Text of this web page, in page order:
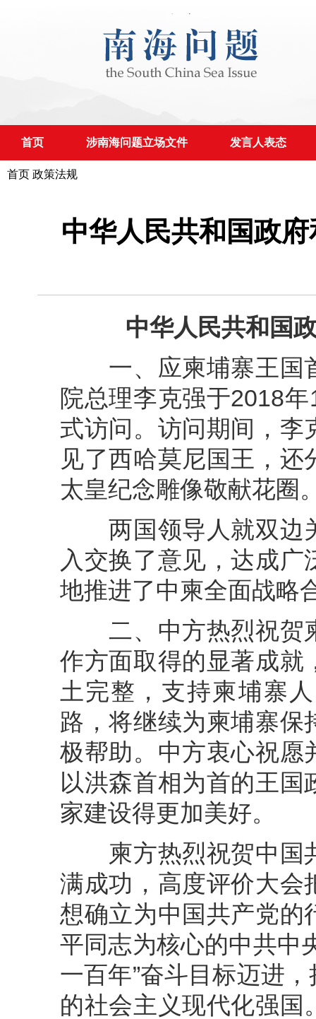
首页 涉南海问题立场文件 发言人表态
首页 政策法规
中华人民共和国政
中华人民共和国
一、应柬埔寨王国
院总理李克强于2018
式访问。访问期间，李
见了西哈莫尼国王，
太皇纪念雕像敬献花圈
两国领导人就双边
入交换了意见，达成
地推进了中柬全面战略
二、中方热烈祝贺
作方面取得的显著成就
土完整，支持柬埔寨
路，将继续为柬埔寨保
极帮助。中方衷心祝愿
以洪森首相为首的王
家建设得更加美好。
柬方热烈祝贺中国
满成功，高度评价大会
想确立为中国共产党的
平同志为核心的中共中
一百年”奋斗目标迈进
的社会主义现代化强国